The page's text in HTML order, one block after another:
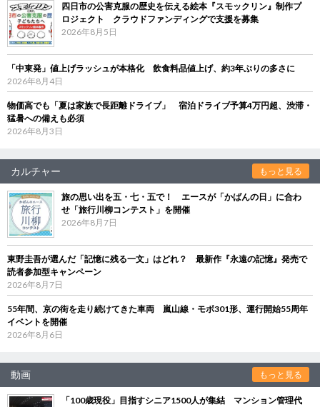
四日市の公害克服の歴史を伝える絵本『スモックリン』制作プ
ロジェクト クラウドファンディングで支援を募集
2026年8月5日
「中東発」値上げラッシュが本格化 飲食料品値上げ、約3年ぶりの多さに
2026年8月4日
物価高でも「夏は家族で長距離ドライブ」 宿泊ドライブ予算4万円超、渋滞・
猛暑への備えも必須
2026年8月3日
カルチャー もっと見る
旅の思い出を五・七・五で！ エースが「かばんの日」に合わ
せ「旅行川柳コンテスト」を開催
2026年8月7日
東野圭吾が選んだ「記憶に残る一文」はどれ？ 最新作『永遠の記憶』発売で
読者参加型キャンペーン
2026年8月7日
55年間、京の街を走り続けてきた車両 嵐山線・モボ301形、運行開始55周年
イベントを開催
2026年8月6日
動画 もっと見る
「100歳現役」目指すシニア1500人が集結 マンション管理代